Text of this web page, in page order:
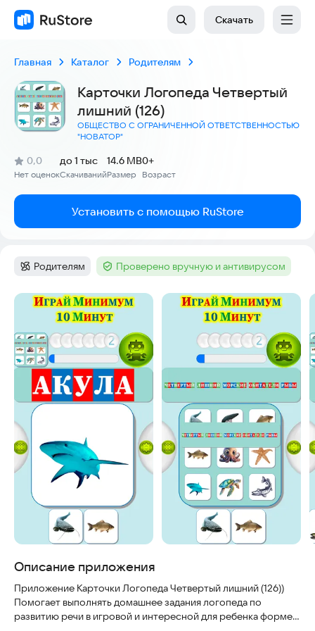
Скачать
Главная Каталог Родителям
Карточки Логопеда Четвертый
лишний (126)
ОБЩЕСТВО С ОГРАНИЧЕННОЙ ОТВЕТСТВЕННОСТЬЮ
"НОВАТОР"
Рейтинг:
0,0
(
Нет оценок
)
Скачиваний
до 1 тыс
Размер
14.6 MB
Возраст
0+
Установить с помощью RuStore
Категория:
Родителям Тег :Проверено вручную и антивирусом
Скриншоты
Описание приложения
Приложение Карточки Логопеда Четвертый лишний (126))
Помогает выполнять домашнее задания логопеда по
развитию речи в игровой и интересной для ребенка форме.